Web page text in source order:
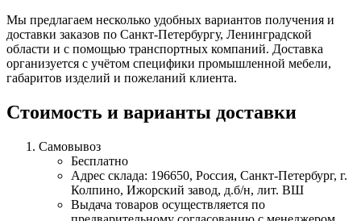
Мы предлагаем несколько удобных вариантов получения и
доставки заказов по Санкт-Петербургу, Ленинградской
области и с помощью транспортных компаний. Доставка
организуется с учётом специфики промышленной мебели,
габаритов изделий и пожеланий клиента.
Стоимость и варианты доставки
Самовывоз
Бесплатно
Адрес склада: 196650, Россия, Санкт-Петербург, г.
Колпино, Ижорский завод, д.б/н, лит. ВШ
Выдача товаров осуществляется по